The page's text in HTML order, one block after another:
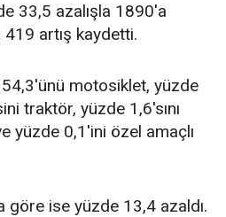
33,5 azalışla 1890'a
artış kaydetti.
54,3'ünü motosiklet, yüzde
traktör, yüzde 1,6'sını
yüzde 0,1'ini özel amaçlı
göre ise yüzde 13,4 azaldı.